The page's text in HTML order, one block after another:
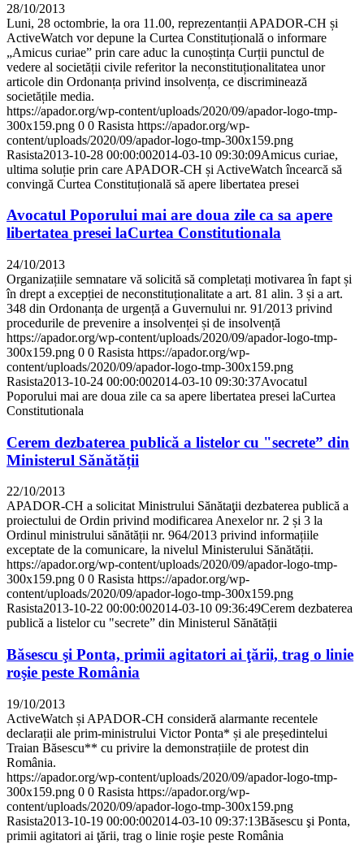
28/10/2013
Luni, 28 octombrie, la ora 11.00, reprezentanții APADOR-CH și
ActiveWatch vor depune la Curtea Constituțională o informare
„Amicus curiae” prin care aduc la cunoștința Curții punctul de
vedere al societății civile referitor la neconstituționalitatea unor
articole din Ordonanța privind insolvența, ce discriminează
societățile media.
https://apador.org/wp-content/uploads/2020/09/apador-logo-tmp-
300x159.png 0 0 Rasista https://apador.org/wp-
content/uploads/2020/09/apador-logo-tmp-300x159.png
Rasista2013-10-28 00:00:002014-03-10 09:30:09Amicus curiae,
ultima soluție prin care APADOR-CH și ActiveWatch încearcă să
convingă Curtea Constituțională să apere libertatea presei
Avocatul Poporului mai are doua zile ca sa apere
libertatea presei laCurtea Constitutionala
24/10/2013
Organizațiile semnatare vă solicită să completați motivarea în fapt și
în drept a excepției de neconstituționalitate a art. 81 alin. 3 și a art.
348 din Ordonanța de urgență a Guvernului nr. 91/2013 privind
procedurile de prevenire a insolvenței și de insolvență
https://apador.org/wp-content/uploads/2020/09/apador-logo-tmp-
300x159.png 0 0 Rasista https://apador.org/wp-
content/uploads/2020/09/apador-logo-tmp-300x159.png
Rasista2013-10-24 00:00:002014-03-10 09:30:37Avocatul
Poporului mai are doua zile ca sa apere libertatea presei laCurtea
Constitutionala
Cerem dezbaterea publică a listelor cu "secrete” din
Ministerul Sănătății
22/10/2013
APADOR-CH a solicitat Ministrului Sănătaţii dezbaterea publică a
proiectului de Ordin privind modificarea Anexelor nr. 2 și 3 la
Ordinul ministrului sănătății nr. 964/2013 privind informațiile
exceptate de la comunicare, la nivelul Ministerului Sănătății.
https://apador.org/wp-content/uploads/2020/09/apador-logo-tmp-
300x159.png 0 0 Rasista https://apador.org/wp-
content/uploads/2020/09/apador-logo-tmp-300x159.png
Rasista2013-10-22 00:00:002014-03-10 09:36:49Cerem dezbaterea
publică a listelor cu "secrete” din Ministerul Sănătății
Băsescu şi Ponta, primii agitatori ai ţării, trag o linie
roşie peste România
19/10/2013
ActiveWatch și APADOR-CH consideră alarmante recentele
declarații ale prim-ministrului Victor Ponta* și ale președintelui
Traian Băsescu** cu privire la demonstrațiile de protest din
România.
https://apador.org/wp-content/uploads/2020/09/apador-logo-tmp-
300x159.png 0 0 Rasista https://apador.org/wp-
content/uploads/2020/09/apador-logo-tmp-300x159.png
Rasista2013-10-19 00:00:002014-03-10 09:37:13Băsescu şi Ponta,
primii agitatori ai ţării, trag o linie roşie peste România